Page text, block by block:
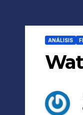
ANÁLISIS